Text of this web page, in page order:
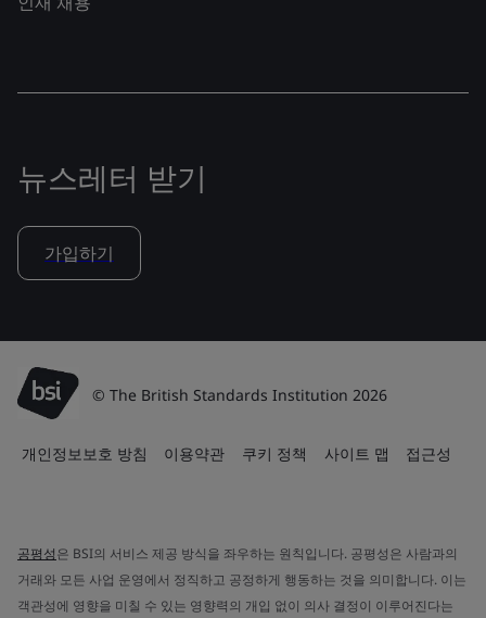
뉴스레터 받기
가입하기
© The British Standards Institution 2026
개인정보보호 방침 이용약관 쿠키 정책 사이트 맵 접근성
공평성은 BSI의 서비스 제공 방식을 좌우하는 원칙입니다. 공평성은 사람과의
거래와 모든 사업 운영에서 정직하고 공정하게 행동하는 것을 의미합니다. 이는
객관성에 영향을 미칠 수 있는 영향력의 개입 없이 의사 결정이 이루어진다는